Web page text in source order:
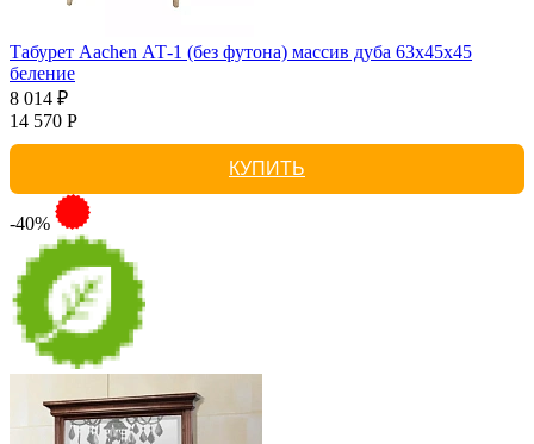
Табурет Aachen АТ-1 (без футона) массив дуба 63х45х45
беление
8 014 ₽
14 570 Р
КУПИТЬ
-40%